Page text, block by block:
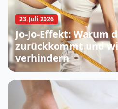
23. Juli 2026
Jo-Jo-Effekt: Warum
zurückkommt und
verhindern